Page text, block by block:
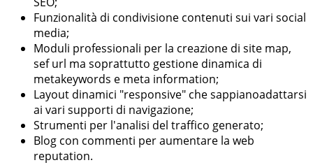
Funzionalità di condivisione contenuti sui vari social
media;
Moduli professionali per la creazione di site map,
sef url ma soprattutto gestione dinamica di
metakeywords e meta information;
Layout dinamici "responsive" che sappianoadattarsi
ai vari supporti di navigazione;
Strumenti per l'analisi del traffico generato;
Blog con commenti per aumentare la web
reputation.